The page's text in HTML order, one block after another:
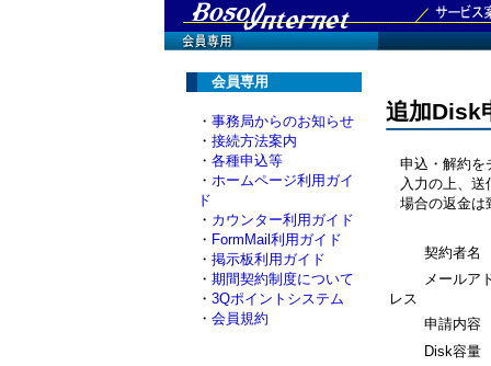
会員専用
・ 事務局からのお知らせ
・ 接続方法案内
・ 各種申込等
・ ホームページ利用ガイ
ド
・ カウンター利用ガイド
・ FormMail利用ガイド
・ 掲示板利用ガイド
・ 期間契約制度について
・ 3Qポイントシステム
・ 会員規約
追加Disk
申込・解約を
入力の上、送
場合の返金は
契約者名
メールア
レス
申請内容
Disk容量